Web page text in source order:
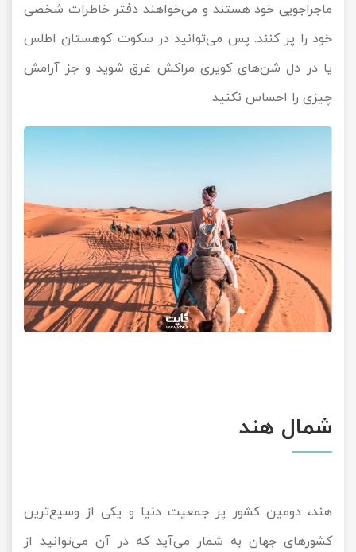
ماجراجویی خود هستند و می‌خواهند دفتر خاطرات شخصی
خود را پر کنند. پس می‌توانید در سکوت کوهستان اطلس
یا در دل شن‌های کویری مراکش غرق شوید و جز آرامش
چیزی را احساس نکنید.
شمال هند
هند، دومین کشور پر جمعیت دنیا و یکی از وسیع‌ترین
کشورهای جهان به شمار می‌آید که در آن می‌توانید از